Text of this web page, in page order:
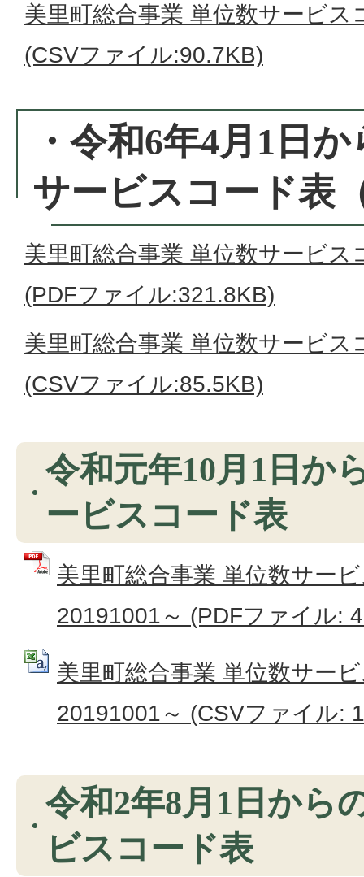
美里町総合事業 単位数サービス
(CSVファイル:90.7KB)
・令和6年4月1日
サービスコード表
美里町総合事業 単位数サービス
(PDFファイル:321.8KB)
美里町総合事業 単位数サービス
(CSVファイル:85.5KB)
令和元年10月1日か
ービスコード表
美里町総合事業 単位数サー
20191001～ (PDFファイル:
美里町総合事業 単位数サー
20191001～ (CSVファイル:
令和2年8月1日から
ビスコード表